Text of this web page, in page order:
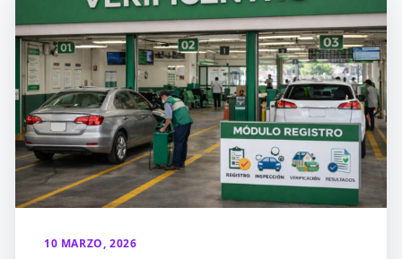
10 MARZO, 2026